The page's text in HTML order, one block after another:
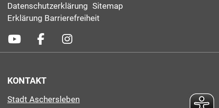
Datenschutzerklärung Sitemap
Erklärung Barrierefreiheit
KONTAKT
Stadt Aschersleben